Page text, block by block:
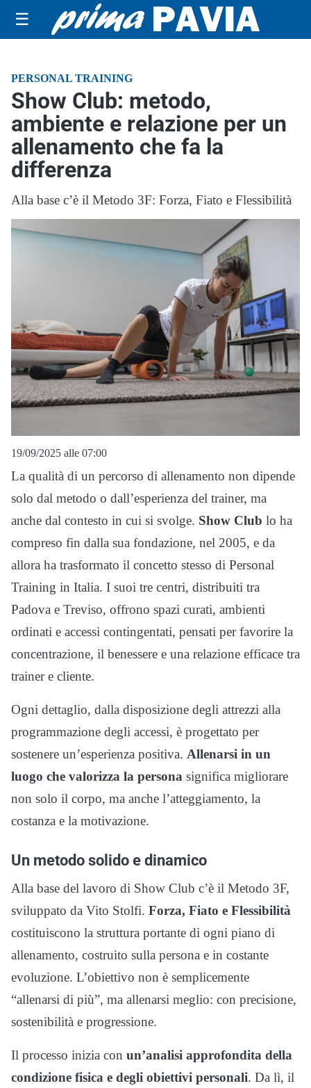
☰
PERSONAL TRAINING
Show Club: metodo,
ambiente e relazione per un
allenamento che fa la
differenza
Alla base c’è il Metodo 3F: Forza, Fiato e Flessibilità
19/09/2025 alle 07:00
La qualità di un percorso di allenamento non dipende
solo dal metodo o dall’esperienza del trainer, ma
anche dal contesto in cui si svolge. Show Club lo ha
compreso fin dalla sua fondazione, nel 2005, e da
allora ha trasformato il concetto stesso di Personal
Training in Italia. I suoi tre centri, distribuiti tra
Padova e Treviso, offrono spazi curati, ambienti
ordinati e accessi contingentati, pensati per favorire la
concentrazione, il benessere e una relazione efficace tra
trainer e cliente.
Ogni dettaglio, dalla disposizione degli attrezzi alla
programmazione degli accessi, è progettato per
sostenere un’esperienza positiva. Allenarsi in un
luogo che valorizza la persona significa migliorare
non solo il corpo, ma anche l’atteggiamento, la
costanza e la motivazione.
Un metodo solido e dinamico
Alla base del lavoro di Show Club c’è il Metodo 3F,
sviluppato da Vito Stolfi. Forza, Fiato e Flessibilità
costituiscono la struttura portante di ogni piano di
allenamento, costruito sulla persona e in costante
evoluzione. L’obiettivo non è semplicemente
“allenarsi di più”, ma allenarsi meglio: con precisione,
sostenibilità e progressione.
Il processo inizia con un’analisi approfondita della
condizione fisica e degli obiettivi personali. Da lì, il